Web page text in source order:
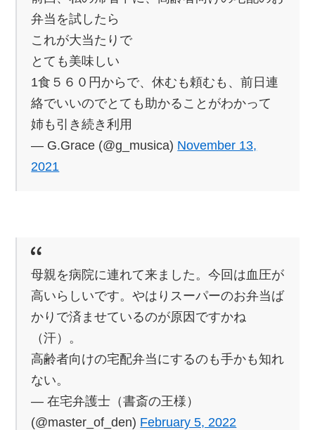
弁当を試したら
これが大当たりで
とても美味しい
1食５６０円からで、休むも頼むも、前日連
絡でいいのでとても助かることがわかって
姉も引き続き利用
— G.Grace (@g_musica) November 13,
2021
母親を病院に連れて来ました。今回は血圧が
高いらしいです。やはりスーパーのお弁当ば
かりで済ませているのが原因ですかね
（汗）。
高齢者向けの宅配弁当にするのも手かも知れ
ない。
— 在宅弁護士（書斎の王様）
(@master_of_den) February 5, 2022